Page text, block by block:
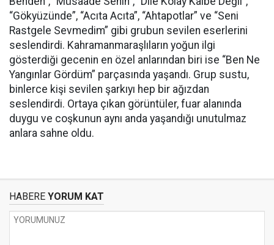
“Gökyüzünde”, “Acıta Acıta”, “Ahtapotlar” ve “Seni
Rastgele Sevmedim” gibi grubun sevilen eserlerini
seslendirdi. Kahramanmaraşlıların yoğun ilgi
gösterdiği gecenin en özel anlarından biri ise “Ben Ne
Yangınlar Gördüm” parçasında yaşandı. Grup sustu,
binlerce kişi sevilen şarkıyı hep bir ağızdan
seslendirdi. Ortaya çıkan görüntüler, fuar alanında
duygu ve coşkunun aynı anda yaşandığı unutulmaz
anlara sahne oldu.
HABERE YORUM KAT